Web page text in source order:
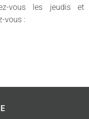
vous les jeudis et
vous :